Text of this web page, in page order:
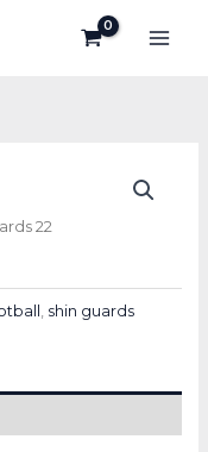
22
shin guards